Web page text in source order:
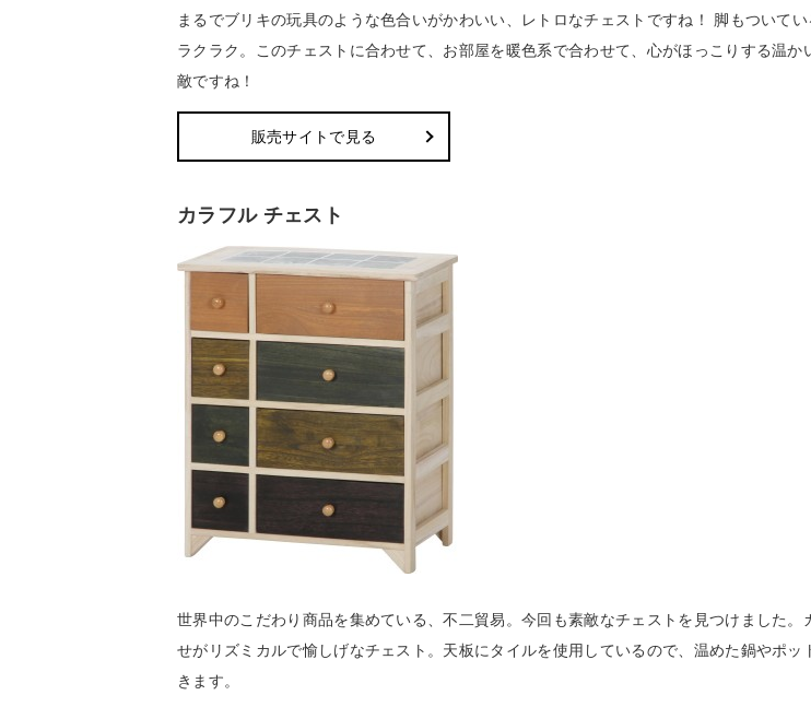
まるでブリキの玩具のような色合いがかわいい、レトロなチェストですね！ 脚もついて
ラクラク。このチェストに合わせて、お部屋を暖色系で合わせて、心がほっこりする温か
敵ですね！
販売サイトで見る
カラフル チェスト
世界中のこだわり商品を集めている、不二貿易。今回も素敵なチェストを見つけました。
せがリズミカルで愉しげなチェスト。天板にタイルを使用しているので、温めた鍋やポッ
きます。